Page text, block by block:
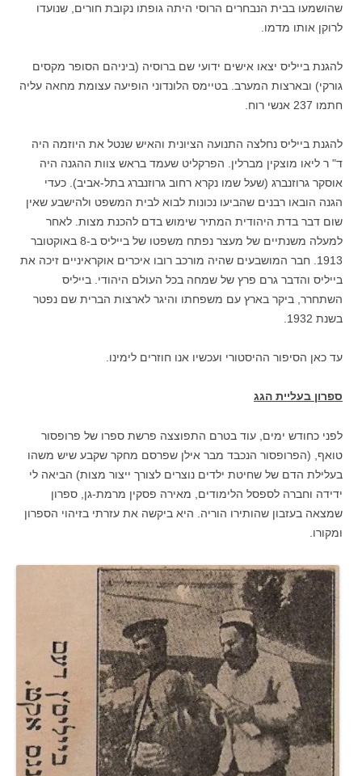
שהושמעו בבית הנבחרים הרוסי היתה גופתו נקובת חורים, שנועדו
לרוקן אותו מדמו.
להגנת בייליס יצאו אישים ידועי שם ברוסיה (ביניהם הסופר מקסים
גורקי) ובארצות המערב. בטיימס הלונדוני הופיעה עצומת מחאה עליה
חתמו 237 אנשי רוח.
להגנת בייליס נחלצה התנועה הציונית והאיש שנטל את היוזמה היה
ד" ר ליאו מוצקין מברלין. הפרקליט שעמד בראש צוות ההגנה היה
אוסקר גרוזנברג (שעל שמו נקרא רחוב גרוזנברג בתל-אביב). כעדי
הגנה הובאו רבנים שהביעו נכונות לבוא לבית המשפט ולהישבע שאין
שום דבר בדת היהודית המתיר שימוש בדם להכנת מצות. לאחר
למעלה משנתיים של מעצר נפתח משפטו של בייליס ב-8 באוקטובר
1913. חבר המושבעים שהיה מורכב רובו איכרים אוקראיניים זיכה את
בייליס והדבר גרם פרץ של שמחה בכל העולם היהודי. בייליס
השתחרר, ביקר בארץ עם משפחתו והיגר לארצות הברית שם נפטר
בשנת 1932.
עד כאן הסיפור ההיסטורי ועכשיו אנו חוזרים לימינו.
ספרון בעליית הגג
לפני כחודש ימים, עוד בטרם התפוצצה פרשת ספרו של פרופסור
טואף, (הפרופסור הנכבד מבר אילן שפרסם מחקר שקבע שיש משהו
בעלילת הדם של שחיטת ילדים נוצרים לצורך ייצור מצות) הביאה לי
ידידה וחברה לספסל הלימודים, מאירה פסקין מרמת-גן, ספרון
שמצאה בעזבון שהותירו הוריה. היא ביקשה את עזרתי בזיהוי הספרון
ומקורו.